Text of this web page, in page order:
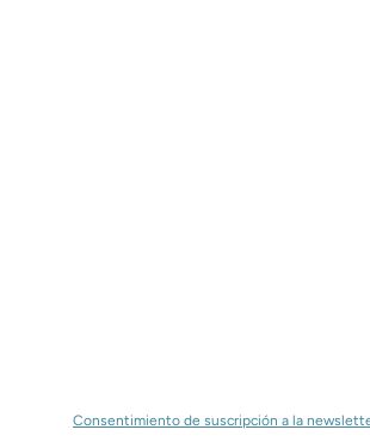
Consentimiento de suscripción a la